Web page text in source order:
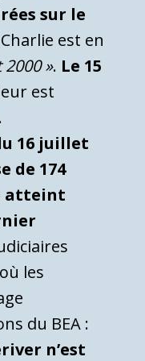
sur le
est en
2000 ». Le 15
est
16 juillet
de 174
atteint
les
du BEA :
n’est